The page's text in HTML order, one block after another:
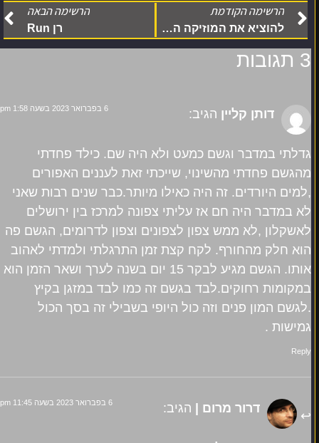
הרשימה הקודמת
להוציא את המוזיקה המזרחבית מחוץ לחוק
הרשימה הבאה
רן Run
3 תגובות
דותן קליין הגיב: 6 בפברואר 2023 בשעה 1:58 pm
גדלתי במדבר וגשם כמעט ולא היה שם. כילד פחדתי
מהגשם פחדתי מהשינוי, שייכתי זאת לעננים האפורים
,למים היורדים. זה היה כאילו מיותר.כבר שנים רבות שאני
לא במדבר היה חם אז עליתי צפונה למרכז בין ירושלים
לאשקלון ,לא ממש צפון לצפונים וצפון לדרומים, הגשם פה
הוא חלק מהחורף. לקח קצת זמן התרגלתי ולמדתי לאהוב
אותו. הגשם מגיע לבקר 15 יום בשנה לערך ושאר הזמן הוא
במקומות רחוקים.לבד בגשם זה כמו לבד במזגן בקיץ
.לגשם המון פנים וזה כול היופי בשבילי זה בסך הכול
גמישות .
Reply
דרור מרום | הגיב: 6 בפברואר 2023 בשעה 11:45 pm